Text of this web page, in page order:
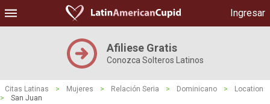
Ingresar
Afiliese Gratis
Conozca Solteros Latinos
Citas Latinas > Mujeres > Relación Seria > Dominicano >
Location
>
San Juan